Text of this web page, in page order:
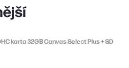
karta 32GB Canvas Select Plus + SD